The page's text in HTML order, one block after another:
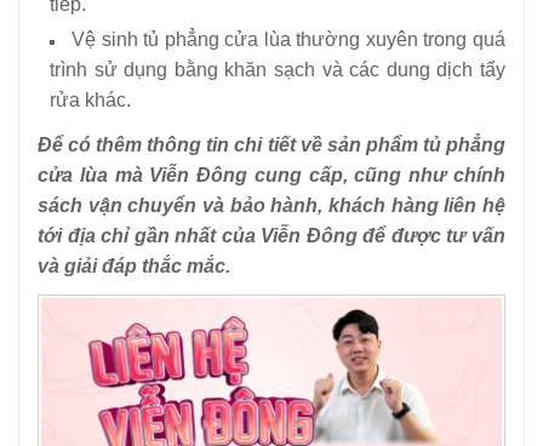
tiếp.
Vệ sinh tủ phẳng cửa lùa thường xuyên trong quá
trình sử dụng bằng khăn sạch và các dung dịch tẩy
rửa khác.
Để có thêm thông tin chi tiết về sản phẩm tủ phẳng
cửa lùa mà Viễn Đông cung cấp, cũng như chính
sách vận chuyển và bảo hành, khách hàng liên hệ
tới địa chỉ gần nhất của Viễn Đông để được tư vấn
và giải đáp thắc mắc.